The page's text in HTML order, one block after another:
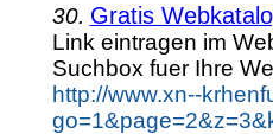
30. Gratis
Link eintragen im
Suchbox fuer Ihre
http://www.xn--